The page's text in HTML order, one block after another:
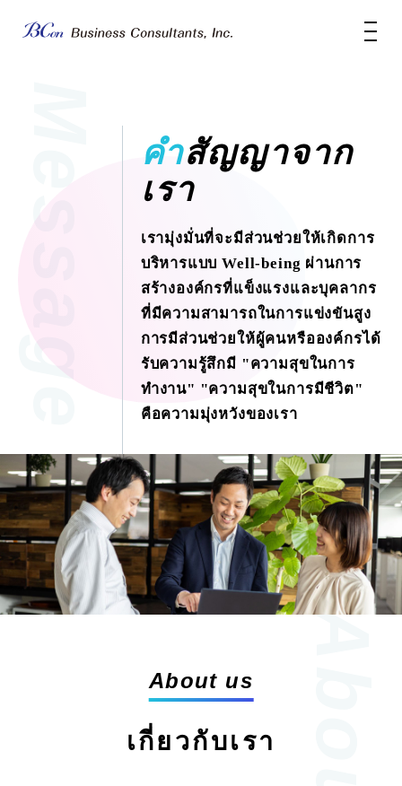
คำสัญญาจาก
เรา
เรามุ่งมั่นที่จะมีส่วนช่วยให้เกิดการ
บริหารแบบ Well-being ผ่านการ
สร้างองค์กรที่แข็งแรงและบุคลากร
ที่มีความสามารถในการแข่งขันสูง
การมีส่วนช่วยให้ผู้คนหรือองค์กรได้
รับความรู้สึกมี "ความสุขในการ
ทำงาน" "ความสุขในการมีชีวิต"
คือความมุ่งหวังของเรา
About us
เกี่ยวกับเรา